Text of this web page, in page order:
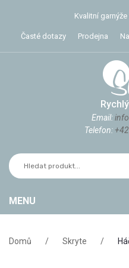
Kvalitní
Časté dotazy Prodejna
Email:
Telefon:
MENU
Domů / Skryte /